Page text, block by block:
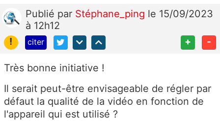
Publié par Stéphane_ping le 15/09/2023
à 12h12
!
citer + -
Très bonne initiative !
Il serait peut-être envisageable de régler par
défaut la qualité de la vidéo en fonction de
l'appareil qui est utilisé ?